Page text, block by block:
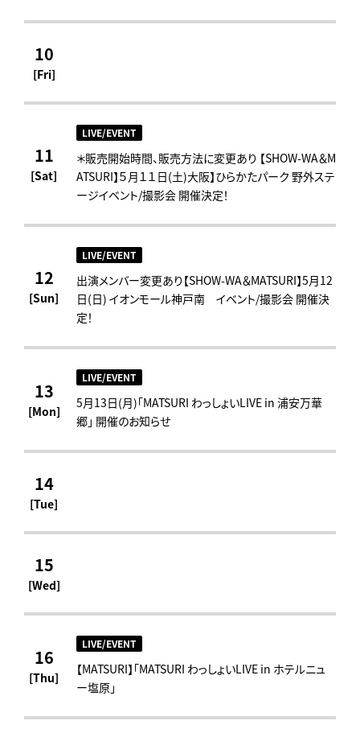
10
[Fri]
11
[Sat]
LIVE/EVENT
＊販売開始時間、販売方法に変更あり 【SHOW-WA＆M
ATSURI】５月１１日(土)大阪】ひらかたパーク 野外ステ
ージイベント/撮影会 開催決定！
12
[Sun]
LIVE/EVENT
出演メンバー変更あり【SHOW-WA＆MATSURI】5月12
日(日) イオンモール神戸南 イベント/撮影会 開催決
定！
13
[Mon]
LIVE/EVENT
5月13日(月)「MATSURI わっしょいLIVE in 浦安万華
郷」 開催のお知らせ
14
[Tue]
15
[Wed]
16
[Thu]
LIVE/EVENT
【MATSURI】「MATSURI わっしょいLIVE in ホテルニュ
ー塩原」